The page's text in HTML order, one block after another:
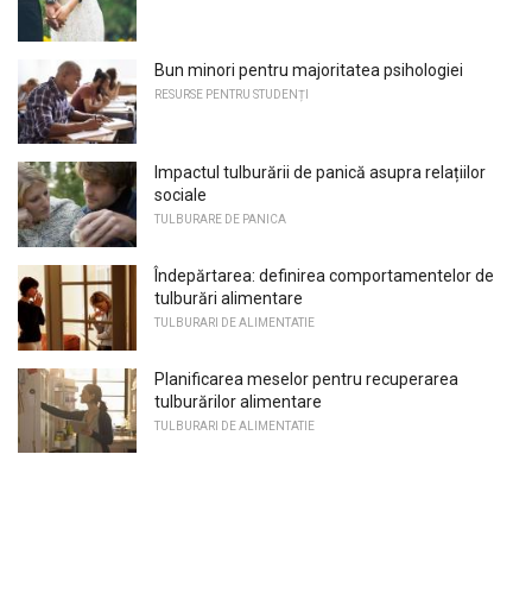
Bun minori pentru majoritatea psihologiei
RESURSE PENTRU STUDENȚI
Impactul tulburării de panică asupra relațiilor
sociale
TULBURARE DE PANICA
Îndepărtarea: definirea comportamentelor de
tulburări alimentare
TULBURARI DE ALIMENTATIE
Planificarea meselor pentru recuperarea
tulburărilor alimentare
TULBURARI DE ALIMENTATIE